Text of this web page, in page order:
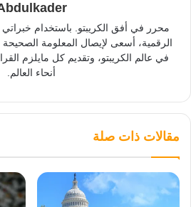
محرر في أفق الكريبتو. باستخدام
الرقمية، أسعى لإيصال المعلومة
في عالم الكريبتو، وتقديم كل مايلزم
أنحاء العالم.
مقالات ذات صلة